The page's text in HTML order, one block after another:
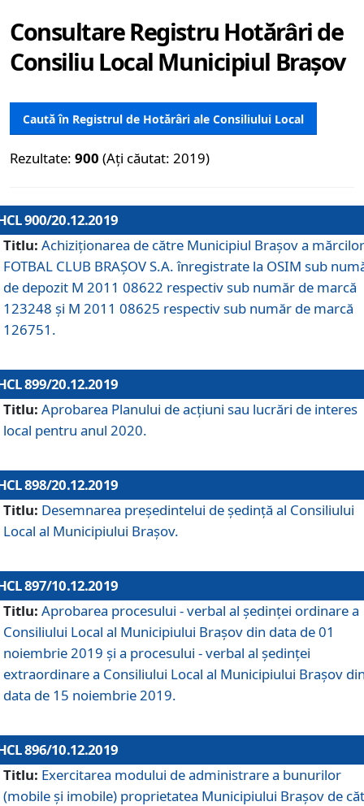
Consultare Registru Hotărâri de
Consiliu Local Municipiul Brașov
Caută în Registrul de Hotărâri ale Consiliului Local
Rezultate: 900 (Ați căutat: 2019)
900/20.12.2019
Titlu: Achiziționarea de către Municipiul Brașov a mărcilor
FOTBAL CLUB BRAȘOV S.A. înregistrate la OSIM sub
de depozit M 2011 08622 respectiv sub număr de marcă
123248 și M 2011 08625 respectiv sub număr de marcă
126751.
899/20.12.2019
Titlu: Aprobarea Planului de acţiuni sau lucrări de interes
local pentru anul 2020.
898/20.12.2019
Titlu: Desemnarea preşedintelui de şedinţă al Consiliului
Local al Municipiului Braşov.
897/10.12.2019
Titlu: Aprobarea procesului - verbal al şedinţei ordinare a
Consiliului Local al Municipiului Brașov din data de 01
noiembrie 2019 și a procesului - verbal al ședinței
extraordinare a Consiliului Local al Municipiului Brașov
data de 15 noiembrie 2019.
896/10.12.2019
Titlu: Exercitarea modului de administrare a bunurilor
(mobile și imobile) proprietatea Municipiului Brașov de